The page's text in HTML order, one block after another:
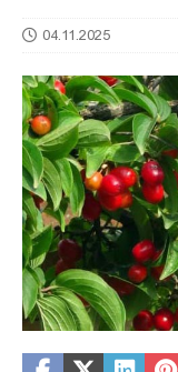
04.11.2025